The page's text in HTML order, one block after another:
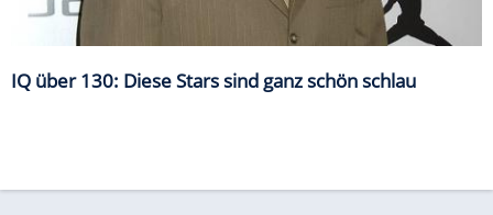
IQ über 130: Diese Stars sind ganz schön schlau